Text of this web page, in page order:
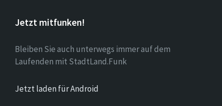
Jetzt mitfunken!
Bleiben Sie auch unterwegs immer auf dem
Laufenden mit StadtLand.Funk
Jetzt laden für Android